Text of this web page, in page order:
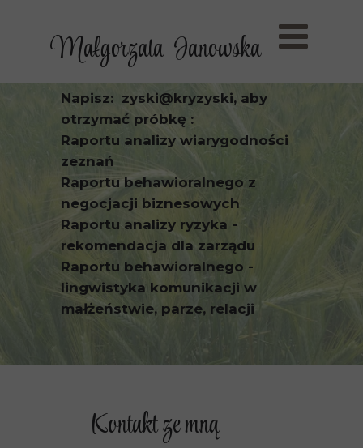
Małgorzata Janowska
Napisz: zyski@kryzyski, aby
otrzymać próbkę :
Raportu analizy wiarygodności
zeznań
Raportu behawioralnego z
negocjacji biznesowych
Raportu analizy ryzyka -
rekomendacja dla zarządu
Raportu behawioralnego -
lingwistyka komunikacji w
małżeństwie, parze, relacji
Kontakt ze mną